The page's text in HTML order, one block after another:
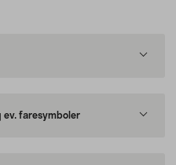
ev. faresymboler